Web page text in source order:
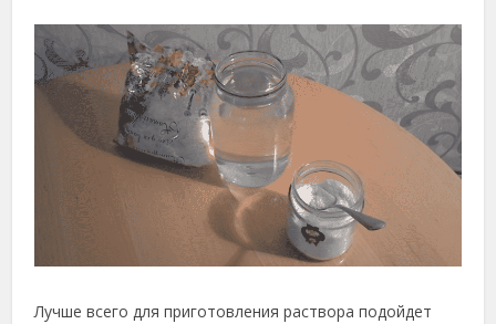
Лучше всего для приготовления раствора подойдет